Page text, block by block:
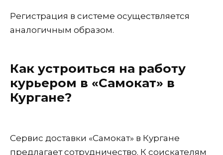
Регистрация в системе осуществляется
аналогичным образом.
Как устроиться на работу
курьером в «Самокат» в
Кургане?
Сервис доставки «Самокат» в Кургане
предлагает сотрудничество. К соискателям